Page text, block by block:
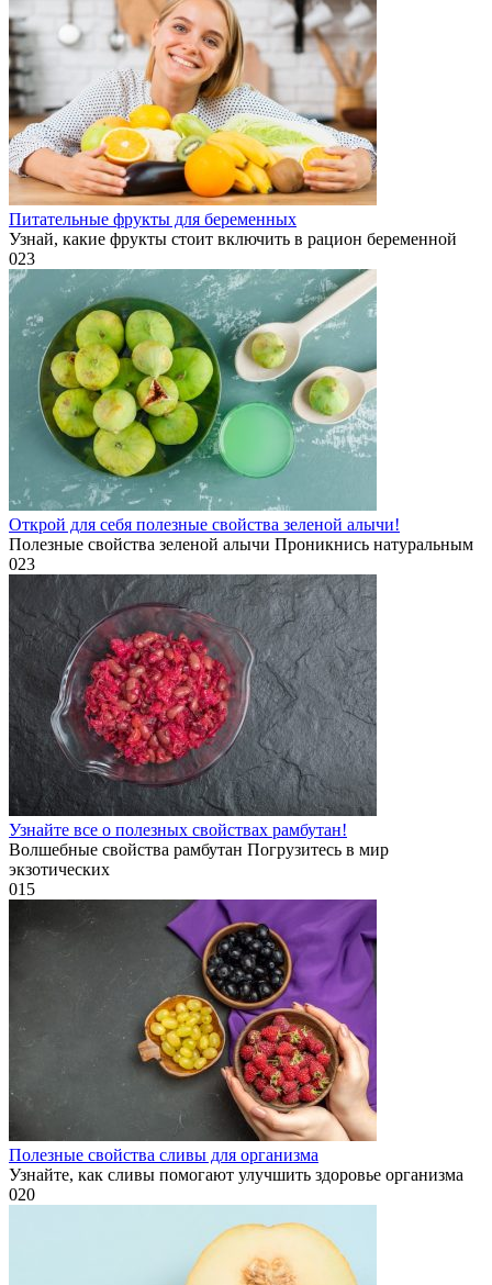
Питательные фрукты для беременных
Узнай, какие фрукты стоит включить в рацион беременной
023
Открой для себя полезные свойства зеленой алычи!
Полезные свойства зеленой алычи Проникнись натуральным
023
Узнайте все о полезных свойствах рамбутан!
Волшебные свойства рамбутан Погрузитесь в мир
экзотических
015
Полезные свойства сливы для организма
Узнайте, как сливы помогают улучшить здоровье организма
020